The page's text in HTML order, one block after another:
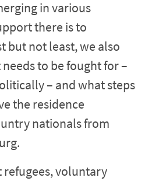
in various
there is to
but not least, we also
to be fought for –
– and what steps
the residence
nationals from
refugees, voluntary